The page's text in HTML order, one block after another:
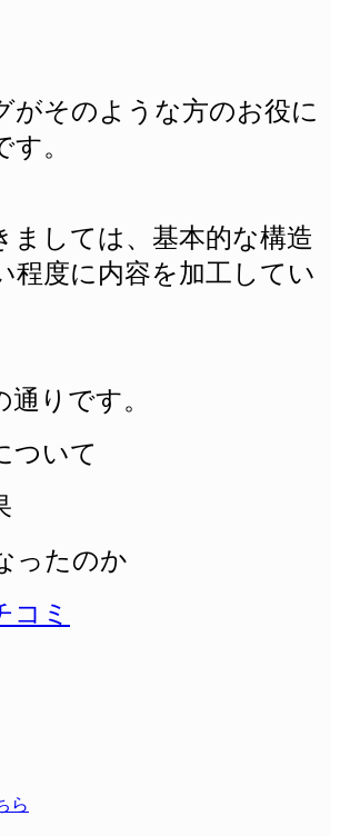
がそのような方のお役に
。
ましては、基本的な構造
程度に内容を加工してい
りです。
ついて
ったのか
コミ